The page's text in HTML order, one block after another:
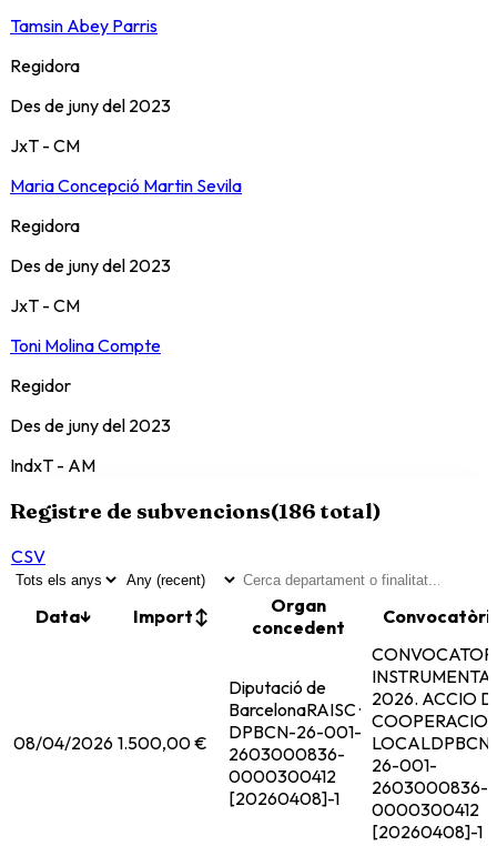
Tamsin Abey Parris
Regidora
Des de juny del 2023
JxT - CM
Maria Concepció Martin Sevila
Regidora
Des de juny del 2023
JxT - CM
Toni Molina Compte
Regidor
Des de juny del 2023
IndxT - AM
Registre de subvencions(186 total)
CSV
Data↓ Import↕
Organ
concedent
08/04/2026 1.500,00 €
Diputació de
BarcelonaRAISC ·
DPBCN-26-001-
2603000836-
0000300412
[20260408]-1
2026. ACCIO
COOPERACIO
LOCALDPBCN-
26-001-
2603000836-
0000300412
[20260408]-1